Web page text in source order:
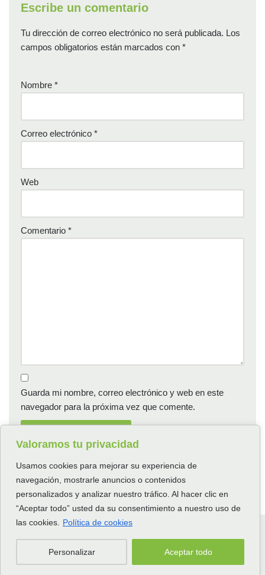
Valoramos tu privacidad
Usamos cookies para mejorar su experiencia de
navegación, mostrarle anuncios o contenidos
personalizados y analizar nuestro tráfico. Al hacer clic en
“Aceptar todo” usted da su consentimiento a nuestro uso de
las cookies.
Política de cookies
Personalizar Aceptar todo
Escribe un comentario
Tu dirección de correo electrónico no será publicada. Los
campos obligatorios están marcados con *
Nombre *
Correo electrónico *
Web
Comentario *
Guarda mi nombre, correo electrónico y web en este
navegador para la próxima vez que comente.
Neve| Funciona gracias aWordPress
Acerca de mí
Política de privacidad
Política de cookies
Aviso legal